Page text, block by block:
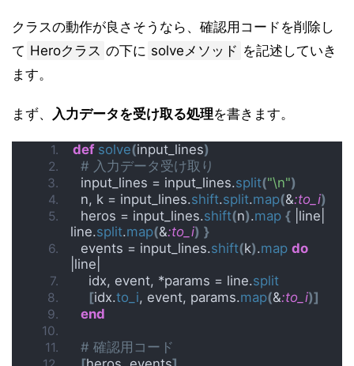
クラスの動作が良さそうなら、確認用コードを削除し
て Heroクラス の下に solveメソッド を記述していき
ます。
まず、 入力データを受け取る処理を書きます。
def solve(input_lines)
# 入力データ受け取り
  input_lines = input_lines.
split("\n")
  n, k = input_lines.
shift.split.map(&:to_i)
  heros = input_lines.
shift(n).map { |line|
line.split.map(&:to_i) }
  events = input_lines.
shift(k).map do
|line|
    idx, event, *params = line.
split
[idx.to_i, event, params.map(&:to_i)]
end
# 確認用コード